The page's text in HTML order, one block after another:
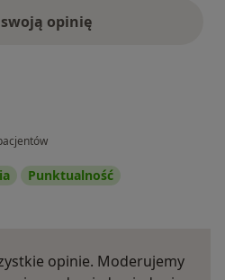
opinię
Punktualność
opinie. Moderujemy